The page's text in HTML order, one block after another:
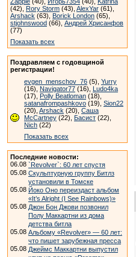
(42), Rory Storm (43), AlexYar (61),
Arshack (63), Borick London (65),
stjohnswood (66), Андрей Хрисанфов
(77)
Показать всех
Поздравляем с годовщиной
регистрации!
evgen_menschov_76 (5), Yurry
(16), Navigator77 (16), Ludo4ka
(17), Polly Beatloman (18),
satanafrompashkovo (19), Sion22
(20), Arshack (20), Саша
McCartney (22), Басист (22),
Nich (22)
Показать всех
Последние новости:
06.08 `Revolver`: 60 лет спустя
05.08 Скульптурную группу Битлз
установили в Томске
05.08 Йоко Оно переиздаст альбом
«It’s Alright (I See Rainbows)»
05.08 Джон Бон Джови позвонил
Полу Маккартни из дома
детства битла
05.08 Альбому «Revolver» — 60 лет:
что пишет зарубежная пресса
05.08 Джеймс Маккартни выпустил